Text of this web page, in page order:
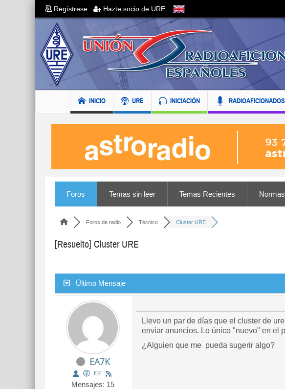
Regístrese Hazte socio de URE
INICIO URE INICIACIÓN RADIOAFICIONADOS
Foros Temas sin leer Temas Recientes Normas
Foros de radio Técnico Cluster URE
[Resuelto] Cluster URE
Último Mensaje
EA7K
Mensajes: 15
Llevo un par de días que el cluster de
enviar anuncios. Lo único "nuevo" en el
¿Alguien que me pueda sugerir algo?